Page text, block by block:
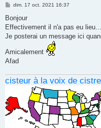
M
s
a
g
dim. 17 oct. 2021 16:37
Bonjour
Effectivement il n'a pas eu
Je posterai un message ici
Amicalement
Afad
cisteur à la voix de cistre